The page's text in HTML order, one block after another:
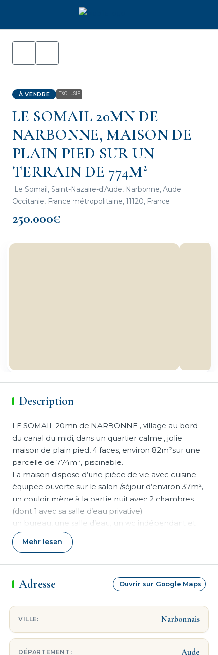
À VENDRE EXCLUSIF
LE SOMAIL 20MN DE
NARBONNE, MAISON DE
PLAIN PIED SUR UN
TERRAIN DE 774M²
Le Somail, Saint-Nazaire-d'Aude, Narbonne, Aude,
Occitanie, France métropolitaine, 11120, France
250.000€
Description
LE SOMAIL 20mn de NARBONNE , village au bord
du canal du midi, dans un quartier calme , jolie
maison de plain pied, 4 faces, environ 82m²sur une
parcelle de 774m², piscinable.
La maison dispose d’une pièce de vie avec cuisine
équipée ouverte sur le salon /séjour d’environ 37m²,
un couloir mène à la partie nuit avec 2 chambres
(dont 1 avec sa salle d’eau privative)
un bureau, une salle d’eau, un wc indépendant et
un accès au garage de 18m². La maison est équipée
de fenêtres double vitrage pvc, volets bois;
belles terrasses( 20 et 33m²) à l’avant et à l’arrière
devant le garage permettant de garer plusieurs
voitures ou camping car …
Maison en bon état vendue MEUBLEE
Contactez votre Agent AXO – L’immobilier Actif au
Mehr lesen
Adresse Ouvrir sur Google Maps
VILLE: Narbonnais
DÉPARTEMENT: Aude